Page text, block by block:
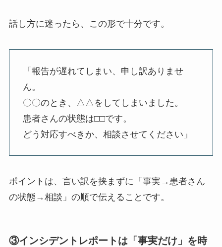
話し方に迷ったら、この形で十分です。
「報告が遅れてしまい、申し訳ありませ
ん。
〇〇のとき、△△をしてしまいました。
患者さんの状態は□□です。
どう対応すべきか、相談させてください」
ポイントは、言い訳を挟まずに「事実→患者さん
の状態→相談」の順で伝えることです。
③インシデントレポートは「事実だけ」を時